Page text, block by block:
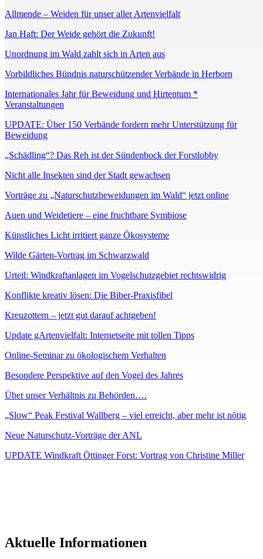
Allmende – Weiden für unser aller Artenvielfalt
Jan Haft: Der Weide gehört die Zukunft!
Unordnung im Wald zahlt sich in Arten aus
Vorbildliches Bündnis naturschützender Verbände in Herborn
Internationales Jahr für Beweidung und Hirtentum *
Veranstaltungen
UPDATE: Über 150 Verbände fordern mehr Unterstützung für
Beweidung
„Schädling“? Das Reh ist der Sündenbock der Forstlobby
Nicht alle Insekten sind der Stadt gewachsen
Vorträge zu „Naturschutzbeweidungen im Wald“ jetzt online
Auen und Weidetiere – eine fruchtbare Symbiose
Künstliches Licht irritiert ganze Ökosysteme
Wilde Gärten-Vortrag im Schwarzwald
Urteil: Windkraftanlagen im Vogelschutzgebiet rechtswidrig
Konflikte kreativ lösen: Die Biber-Praxisfibel
Kreuzottern – jetzt gut darauf achtgeben!
Update gArtenvielfalt: Internetseite mit tollen Tipps
Online-Seminar zu ökologischem Verhalten
Besondere Perspektive auf den Vogel des Jahres
Über unser Verhältnis zu Behörden….
„Slow“ Peak Festival Wallberg – viel erreicht, aber mehr ist nötig
Neue Naturschutz-Vorträge der ANL
UPDATE Windkraft Öttinger Forst: Vortrag von Christine Miller
Aktuelle Informationen